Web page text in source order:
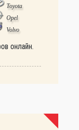
Toyota
Opel
Volvo
онлайн.